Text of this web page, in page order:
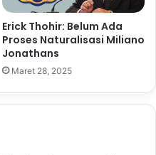
Erick Thohir: Belum Ada
Proses Naturalisasi Miliano
Jonathans
Maret 28, 2025